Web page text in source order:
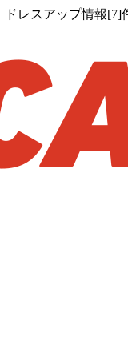
ドレスアップ情報[7]